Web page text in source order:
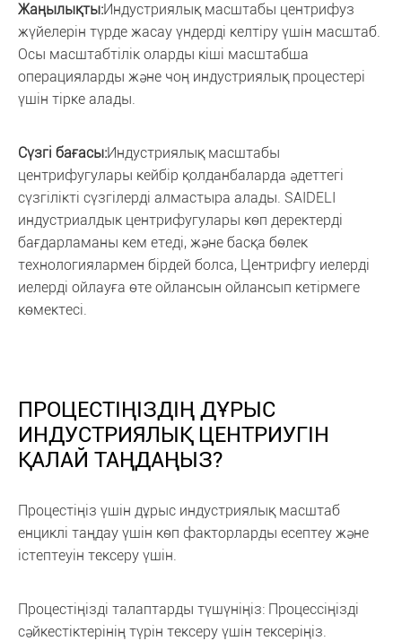
Жаңылықты:Индустриялық масштабы центрифуз
жүйелерін түрде жасау үндерді келтіру үшін масштаб.
Осы масштабтілік оларды кіші масштабша
операцияларды және чоң индустриялық процестері
үшін тірке алады.
Сүзгі бағасы:Индустриялық масштабы
центрифугулары кейбір қолданбаларда әдеттегі
сүзгілікті сүзгілерді алмастыра алады. SAIDELI
индустриалдык центрифугулары көп деректерді
бағдарламаны кем етеді, және басқа бөлек
технологиялармен бірдей болса, Центрифгу иелерді
иелерді ойлауға өте ойлансын ойлансып кетірмеге
көмектесі.
ПРОЦЕСТІҢІЗДІҢ ДҰРЫС
ИНДУСТРИЯЛЫҚ ЦЕНТРИУГІН
ҚАЛАЙ ТАҢДАҢЫЗ?
Процестіңіз үшін дұрыс индустриялық масштаб
енциклі таңдау үшін көп факторларды есептеу және
істептеуін тексеру үшін.
Процестіңізді талаптарды түшүніңіз: Процессіңізді
сәйкестіктерінің түрін тексеру үшін тексеріңіз.